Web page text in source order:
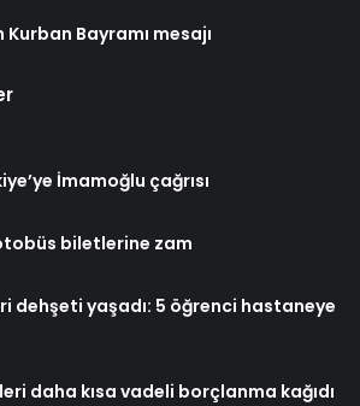
Kurban Bayramı mesajı
İmamoğlu çağrısı
biletlerine zam
dehşeti yaşadı: 5 öğrenci hastaneye
daha kısa vadeli borçlanma kağıdı